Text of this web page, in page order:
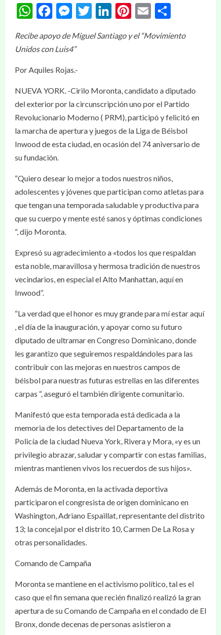
WhatsApp
Facebook
Messenger
Twitter
LinkedIn
Pinterest
Email
Recibe apoyo de Miguel Santiago y el “Movimiento
Unidos con Luis4”
Por Aquiles Rojas.-
NUEVA YORK. -Cirilo Moronta, candidato a diputado
del exterior por la circunscripción uno por el Partido
Revolucionario Moderno ( PRM), participó y felicitó en
la marcha de apertura y juegos de la Liga de Béisbol
Inwood de esta ciudad, en ocasión del 74 aniversario de
su fundación.
“Quiero desear lo mejor a todos nuestros niños,
adolescentes y jóvenes que participan como atletas para
que tengan una temporada saludable y productiva para
que su cuerpo y mente esté sanos y óptimas condiciones
“, dijo Moronta.
Expresó su agradecimiento a «todos los que respaldan
esta noble, maravillosa y hermosa tradición de nuestros
vecindarios, en especial el Alto Manhattan, aquí en
Inwood”.
“La verdad que el honor es muy grande para mí estar aquí
, el día de la inauguración, y apoyar como su futuro
diputado de ultramar en Congreso Dominicano, donde
les garantizo que seguiremos respaldándoles para las
contribuir con las mejoras en nuestros campos de
béisbol para nuestras futuras estrellas en las diferentes
carpas “, aseguró el también dirigente comunitario.
Manifestó que esta temporada está dedicada a la
memoria de los detectives del Departamento de la
Policía de la ciudad Nueva York, Rivera y Mora, «y es un
privilegio abrazar, saludar y compartir con estas familias,
mientras mantienen vivos los recuerdos de sus hijos».
Además de Moronta, en la activada deportiva
participaron el congresista de origen dominicano en
Washington, Adriano Espaillat, representante del distrito
13; la concejal por el distrito 10, Carmen De La Rosa y
otras personalidades.
Comando de Campaña
Moronta se mantiene en el activismo político, tal es el
caso que el fin semana que recién finalizó realizó la gran
apertura de su Comando de Campaña en el condado de El
Bronx, donde decenas de personas asistieron a